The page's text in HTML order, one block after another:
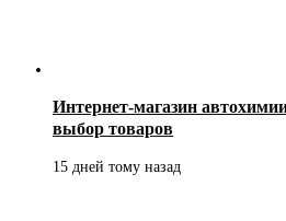
Интернет-магазин
выбор товаров
15 дней тому назад